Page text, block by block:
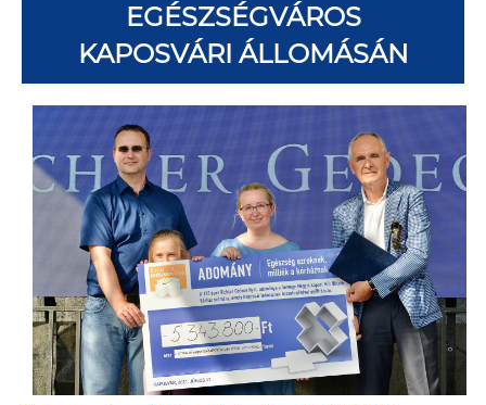
EGÉSZSÉGVÁROS
KAPOSVÁRI ÁLLOMÁSÁN